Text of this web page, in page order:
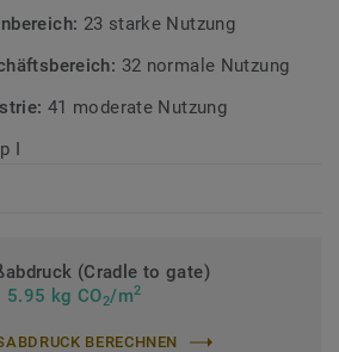
23 starke Nutzung
32 normale Nutzung
41 moderate Nutzung
I
(Cradle to gate)
5.95 kg CO2/m2
BERECHNEN